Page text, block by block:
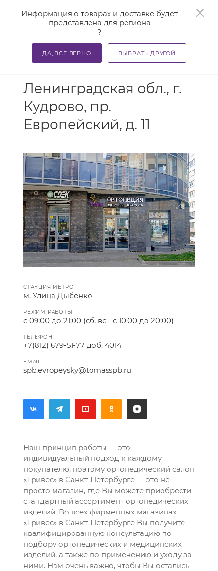
Информация о товарах и доставке будет
представлена для региона
?
ДА, ВСЕ ВЕРНО ВЫБРАТЬ ДРУГОЙ
Ленинградская обл., г.
Кудрово, пр.
Европейский, д. 11
СТАНЦИЯ МЕТРО
м. Улица Дыбенко
РЕЖИМ РАБОТЫ
с 09:00 до 21:00 (сб, вс - с 10:00 до 20:00)
ТЕЛЕФОН
+7(812) 679-51-77 доб. 4014
EMAIL
spb.evropeysky@tomasspb.ru
Наш принцип работы — это
индивидуальный подход к каждому
покупателю, поэтому ортопедический салон
«Тривес» в Санкт-Петербурге — это не
просто магазин, где Вы можете приобрести
стандартный ассортимент ортопедических
изделий. Во всех фирменных магазинах
«Тривес» в Санкт-Петербурге Вы получите
квалифицированную консультацию по
подбору ортопедических и медицинских
изделий, а также по применению и уходу за
ними. Нам очень важно, чтобы Вы остались